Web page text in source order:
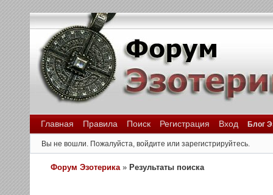
Главная Правила Поиск Регистрация Вход Блог
Вы не вошли. Пожалуйста, войдите или зарегистрируйтесь.
Форум Эзотерика » Результаты поиска